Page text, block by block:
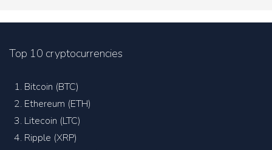
Top 10 cryptocurrencies
Bitcoin (BTC)
Ethereum (ETH)
Litecoin (LTC)
Ripple (XRP)